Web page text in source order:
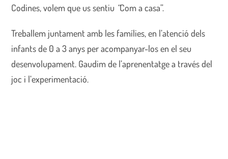
Codines, volem que us sentiu “Com a casa”.
Treballem juntament amb les famílies, en l’atenció dels
infants de 0 a 3 anys per acompanyar-los en el seu
desenvolupament. Gaudim de l’aprenentatge a través del
joc i l’experimentació.